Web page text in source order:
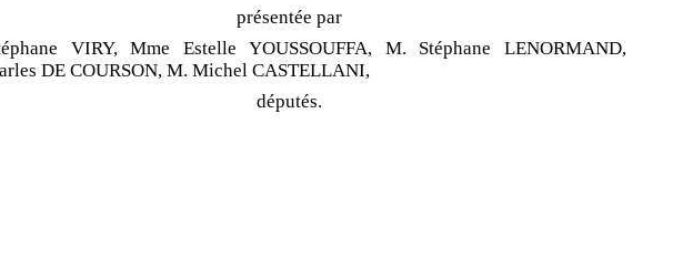
présentée par
VIRY, Mme Estelle YOUSSOUFFA, M. Stéphane LENORMAND,
DE COURSON, M. Michel CASTELLANI,
députés.